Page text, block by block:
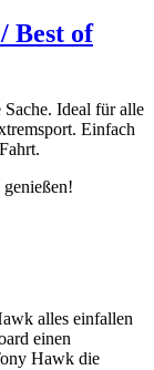
Best of
Ideal für alle
Einfach
alles einfallen
einen
Hawk die